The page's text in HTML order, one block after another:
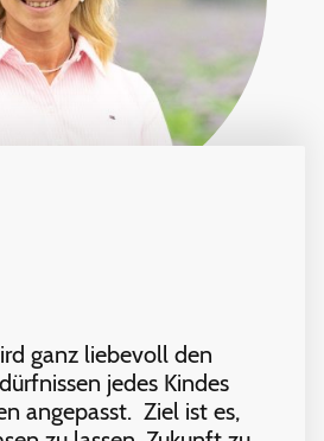
ganz liebevoll den
jedes Kindes
angepasst. Ziel ist es,